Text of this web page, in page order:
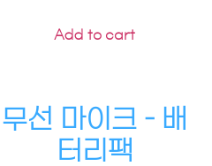
Add to cart
무선 마이크 – 배
터리팩